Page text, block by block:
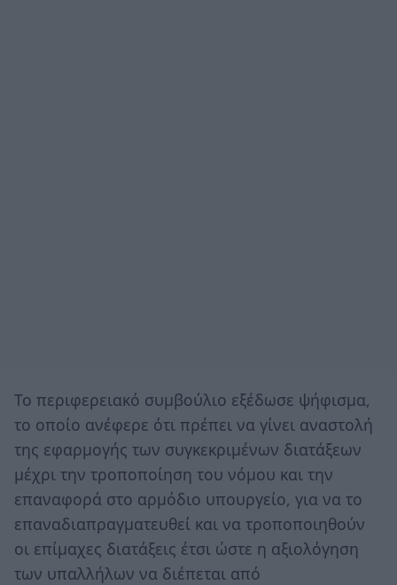
Το περιφερειακό συμβούλιο εξέδωσε ψήφισμα,
το οποίο ανέφερε ότι πρέπει να γίνει αναστολή
της εφαρμογής των συγκεκριμένων διατάξεων
μέχρι την τροποποίηση του νόμου και την
επαναφορά στο αρμόδιο υπουργείο, για να το
επαναδιαπραγματευθεί και να τροποποιηθούν
οι επίμαχες διατάξεις έτσι ώστε η αξιολόγηση
των υπαλλήλων να διέπεται από